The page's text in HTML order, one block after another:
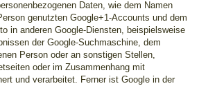
Daten, wie dem Namen
genutzten Google+1-Accounts und dem
in anderen Google-Diensten, beispielsweise
der Google-Suchmaschine, dem
Person oder an sonstigen Stellen,
oder im Zusammenhang mit
und verarbeitet. Ferner ist Google in der